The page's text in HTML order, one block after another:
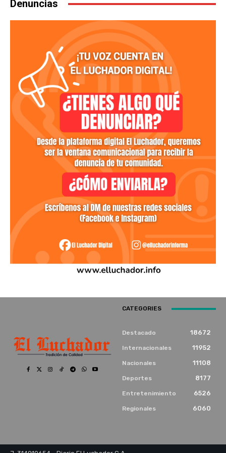
Denuncias
CATEGORIES
Destacado 18672
Internacionales 11952
Nacionales 11108
Deportes 8177
Entretenimiento 6526
Regionales 6060